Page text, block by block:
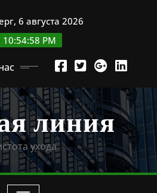
6 августа 2026
10:54:59 PM
линия
ухода